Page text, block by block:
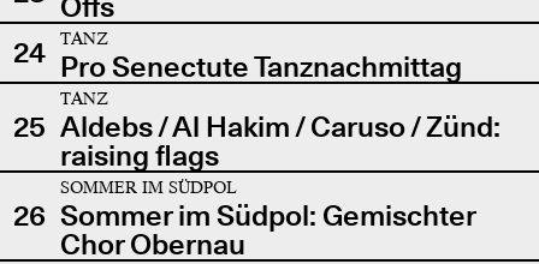
24
TANZ
Pro Senectute Tanznachmittag
25
TANZ
Aldebs / Al Hakim / Caruso / Zünd:
raising flags
26
SOMMER IM SÜDPOL
Sommer im Südpol: Gemischter
Chor Obernau